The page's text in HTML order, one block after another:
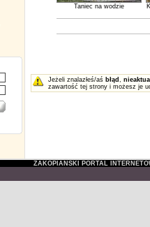
Taniec na wodzie
Jeżeli znalazłeś/aś błąd ,
zawartość tej strony i możesz je
ZAKOPIAŃSKI PORTAL